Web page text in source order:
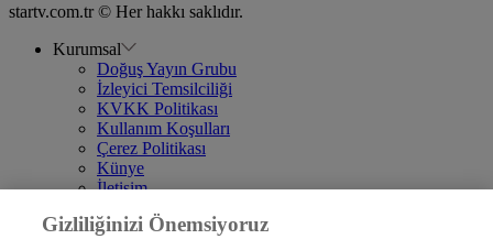
startv.com.tr © Her hakkı saklıdır.
Kurumsal
Doğuş Yayın Grubu
İzleyici Temsilciliği
KVKK Politikası
Kullanım Koşulları
Çerez Politikası
Künye
İletişim
DYG Televizyonlar
Gizliliğinizi Önemsiyoruz